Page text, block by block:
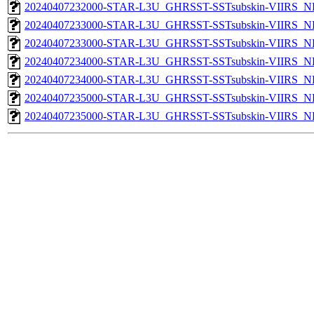
20240407232000-STAR-L3U_GHRSST-SSTsubskin-
20240407233000-STAR-L3U_GHRSST-SSTsubskin-
20240407233000-STAR-L3U_GHRSST-SSTsubskin-
20240407234000-STAR-L3U_GHRSST-SSTsubskin-
20240407234000-STAR-L3U_GHRSST-SSTsubskin-
20240407235000-STAR-L3U_GHRSST-SSTsubskin-
20240407235000-STAR-L3U_GHRSST-SSTsubskin-